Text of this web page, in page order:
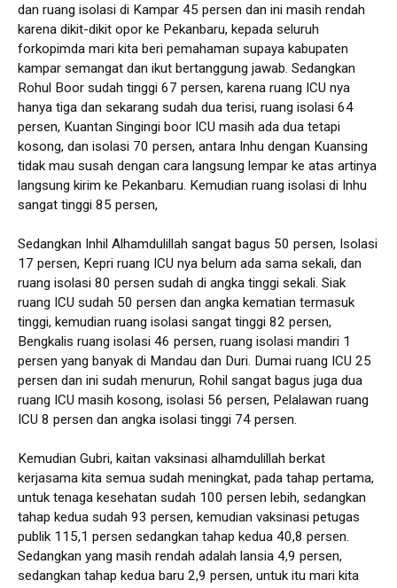
dan ruang isolasi di Kampar 45 persen dan ini masih rendah
karena dikit-dikit opor ke Pekanbaru, kepada seluruh
forkopimda mari kita beri pemahaman supaya kabupaten
kampar semangat dan ikut bertanggung jawab. Sedangkan
Rohul Boor sudah tinggi 67 persen, karena ruang ICU nya
hanya tiga dan sekarang sudah dua terisi, ruang isolasi 64
persen, Kuantan Singingi boor ICU masih ada dua tetapi
kosong, dan isolasi 70 persen, antara Inhu dengan Kuansing
tidak mau susah dengan cara langsung lempar ke atas artinya
langsung kirim ke Pekanbaru. Kemudian ruang isolasi di Inhu
sangat tinggi 85 persen,
Sedangkan Inhil Alhamdulillah sangat bagus 50 persen, Isolasi
17 persen, Kepri ruang ICU nya belum ada sama sekali, dan
ruang isolasi 80 persen sudah di angka tinggi sekali. Siak
ruang ICU sudah 50 persen dan angka kematian termasuk
tinggi, kemudian ruang isolasi sangat tinggi 82 persen,
Bengkalis ruang isolasi 46 persen, ruang isolasi mandiri 1
persen yang banyak di Mandau dan Duri. Dumai ruang ICU 25
persen dan ini sudah menurun, Rohil sangat bagus juga dua
ruang ICU masih kosong, isolasi 56 persen, Pelalawan ruang
ICU 8 persen dan angka isolasi tinggi 74 persen.
Kemudian Gubri, kaitan vaksinasi alhamdulillah berkat
kerjasama kita semua sudah meningkat, pada tahap pertama,
untuk tenaga kesehatan sudah 100 persen lebih, sedangkan
tahap kedua sudah 93 persen, kemudian vaksinasi petugas
publik 115,1 persen sedangkan tahap kedua 40,8 persen.
Sedangkan yang masih rendah adalah lansia 4,9 persen,
sedangkan tahap kedua baru 2,9 persen, untuk itu mari kita